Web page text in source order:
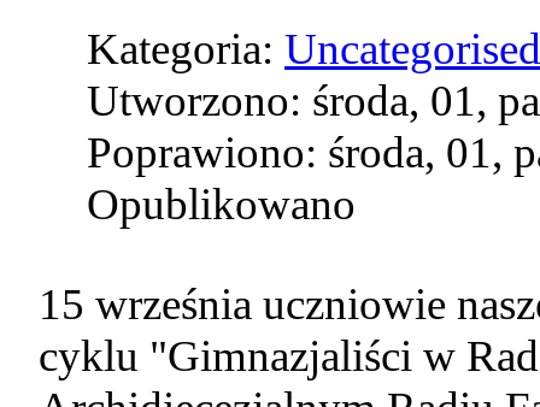
Kategoria:
Utworzono: środa, 01,
Poprawiono: środa, 01,
Opublikowano
15 września uczniowie
cyklu "Gimnazjaliści w